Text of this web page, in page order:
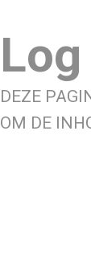
DEZE
OM DE